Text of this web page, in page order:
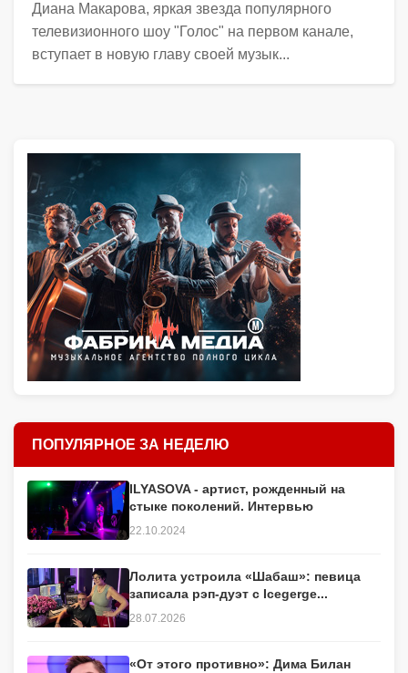
Диана Макарова, яркая звезда популярного
телевизионного шоу "Голос" на первом канале,
вступает в новую главу своей музык...
ПОПУЛЯРНОЕ ЗА НЕДЕЛЮ
ILYASOVA - артист, рожденный на
стыке поколений. Интервью
22.10.2024
Лолита устроила «Шабаш»: певица
записала рэп-дуэт с Icegerge...
28.07.2026
«От этого противно»: Дима Билан